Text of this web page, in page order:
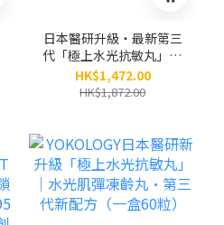
日本醫研升級・最新第三
代「極上水光抗敏丸」/ 4
盒（原價：$1,872）
HK$1,472.00
HK$1,872.00